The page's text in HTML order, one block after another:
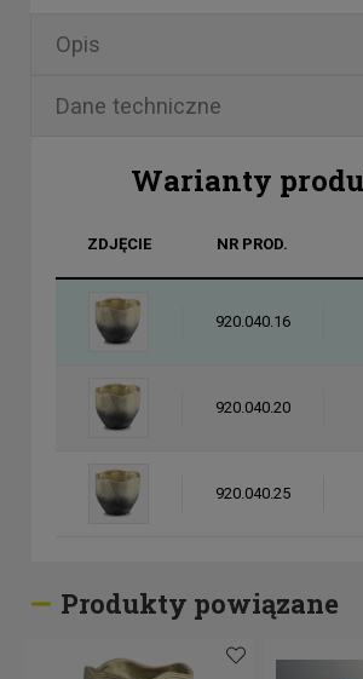
Opis
Dane techniczne
Warianty
ZDJĘCIE NR PROD.
920.040.16
920.040.20
920.040.25
Produkty powiązane